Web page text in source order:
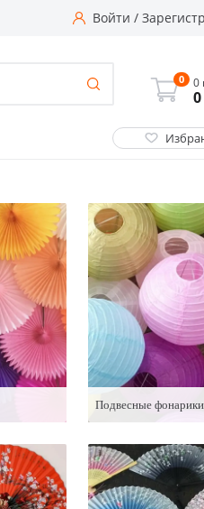
Войти /
0 0
0
Подвесные фонарики